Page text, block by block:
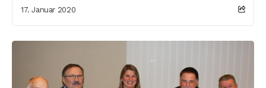
17. Januar 2020